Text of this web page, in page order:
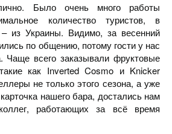
Было очень много работы
количество туристов, в
из Украины. Видимо, за весенний
по общению, потому гости у нас
Чаще всего заказывали фруктовые
как Inverted Cosmo и Knicker
не только этого сезона, а уже
нашего бара, достались нам
работающих за всё время